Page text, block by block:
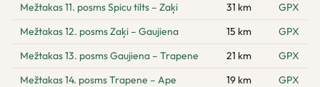
Mežtakas 11. posms Spicu tilts – Zaķi
31 km
GPX
Mežtakas 12. posms Zaķi – Gaujiena
15 km
GPX
Mežtakas 13. posms Gaujiena – Trapene
21 km
GPX
Mežtakas 14. posms Trapene – Ape
19 km
GPX